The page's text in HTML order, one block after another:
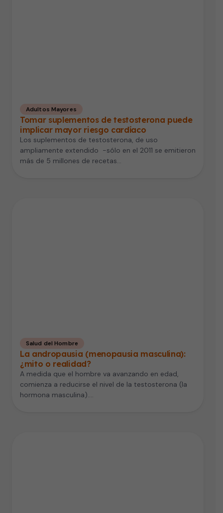
Adultos Mayores
Tomar suplementos de testosterona puede
implicar mayor riesgo cardíaco
Los suplementos de testosterona, de uso
ampliamente extendido -sólo en el 2011 se emitieron
más de 5 millones de recetas…
Salud del Hombre
La andropausia (menopausia masculina):
¿mito o realidad?
A medida que el hombre va avanzando en edad,
comienza a reducirse el nivel de la testosterona (la
hormona masculina).…